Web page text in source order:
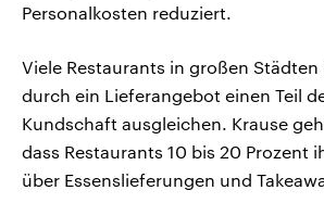
Personalkosten reduziert.
Viele Restaurants in großen
durch ein Lieferangebot einen Teil
Kundschaft ausgleichen. Krause
dass Restaurants 10 bis 20 Prozent
über Essenslieferungen und